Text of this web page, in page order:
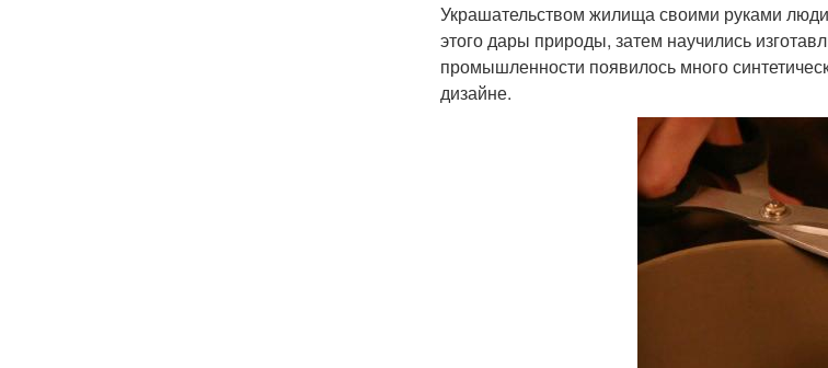
Украшательством жилища своими руками
этого дары природы, затем научились
промышленности появилось много
дизайне.